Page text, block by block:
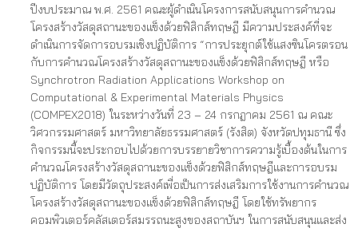
ปีงบประมาณ พ.ศ. 2561 คณะผู้ดำเนินโครงการสนับสนุนการคำนวณ
โครงสร้างวัสดุสถานะของแข็งด้วยฟิสิกส์ทฤษฎี มีความประสงค์ที่จะ
ดำเนินการจัดการอบรมเชิงปฏิบัติการ “การประยุกต์ใช้แสงซินโครตรอน
กับการคำนวณโครงสร้างวัสดุสถานะของแข็งด้วยฟิสิกส์ทฤษฎี หรือ
Synchrotron Radiation Applications Workshop on
Computational & Experimental Materials Physics
(COMPEX2018) ในระหว่างวันที่ 23 – 24 กรกฎาคม 2561 ณ คณะ
วิศวกรรมศาสตร์ มหาวิทยาลัยธรรมศาสตร์ (รังสิต) จังหวัดปทุมธานี ซึ่ง
กิจกรรมนี้จะประกอบไปด้วยการบรรยายวิชาการความรู้เบื้องต้นในการ
คำนวณโครงสร้างวัสดุสถานะของแข็งด้วยฟิสิกส์ทฤษฎีและการอบรม
ปฏิบัติการ โดยมีวัตถุประสงค์เพื่อเป็นการส่งเสริมการใช้งานการคำนวณ
โครงสร้างวัสดุสถานะของแข็งด้วยฟิสิกส์ทฤษฎี โดยใช้ทรัพยากร
คอมพิวเตอร์คลัสเตอร์สมรรถนะสูงของสถาบันฯ ในการสนับสนุนและส่ง